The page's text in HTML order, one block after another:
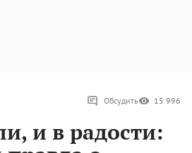
Обсудить 15 996
и в радости: